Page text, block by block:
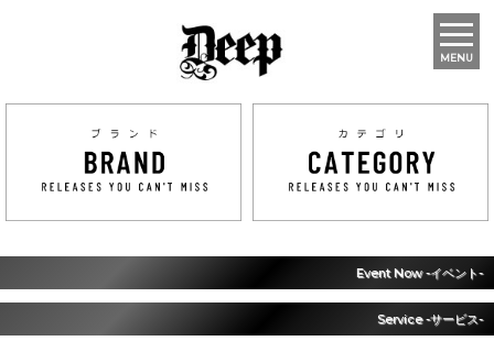
MENU
Event Now -イベント-
Service -サービス-